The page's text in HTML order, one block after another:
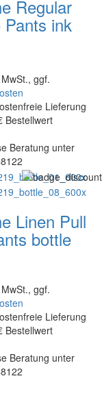
Regular
Pants ink
ggf.
Lieferung
Bestellwert
Beratung unter
Linen Pull
bottle
ggf.
Lieferung
Bestellwert
Beratung unter